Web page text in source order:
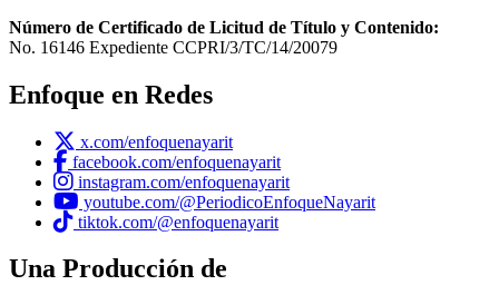
Número de Certificado de Licitud de Título y Contenido:
No. 16146 Expediente CCPRI/3/TC/14/20079
Enfoque en Redes
x.com/enfoquenayarit
facebook.com/enfoquenayarit
instagram.com/enfoquenayarit
youtube.com/@PeriodicoEnfoqueNayarit
tiktok.com/@enfoquenayarit
Una Producción de